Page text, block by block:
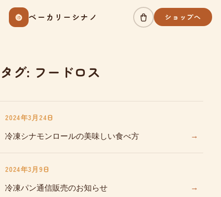
Skip
ベーカリーシナノ ショップへ
タグ: フードロス
2024年3月24日
冷凍シナモンロールの美味しい食べ方 →
2024年3月9日
冷凍パン通信販売のお知らせ →